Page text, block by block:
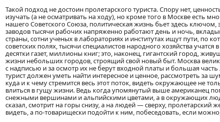
Такой подход не достоин пролетарского туриста. Спору нет,
изучать (а не осматривать на ходу), но кроме того в Москве есть
нашего Советского Союза, политическая жизнь бьет здесь
заводов тысячи рабочих напряженно работают день и ночь,
страны, сотни ученых в лабораториях и институтах ищут пути, по
советских полях, тысячи специалистов народного хозяйства
десятки газет, миллионы книг; это, наконец, гигантский город,
жизни небольших городов, строящий свой новый быт. Москва
с надписью и за осмотр их не берут входной платы и большая
турист должен уметь найти интересное и ценное, рассмотреть за
куда и к чему стремится весь этот поток, видеть окружающее не
влиться в гущу жизни. Ведь когда упомянутый выше американец
снежными вершинами и альпийскими цветами, а в окружающих
сказал, смотрит на горы снизу, а на людей — сверху, пролетарский
видеть, а по-товарищески подойти к ним, побеседовать, если